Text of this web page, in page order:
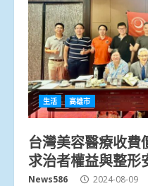
生活 高雄市
台灣美容醫療收費
求治者權益與整形
News586 2024-08-09